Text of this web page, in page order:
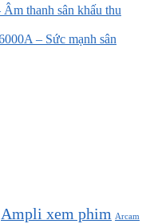
thanh sân khấu thu
– Sức mạnh sân
Ampli xem phim Arcam